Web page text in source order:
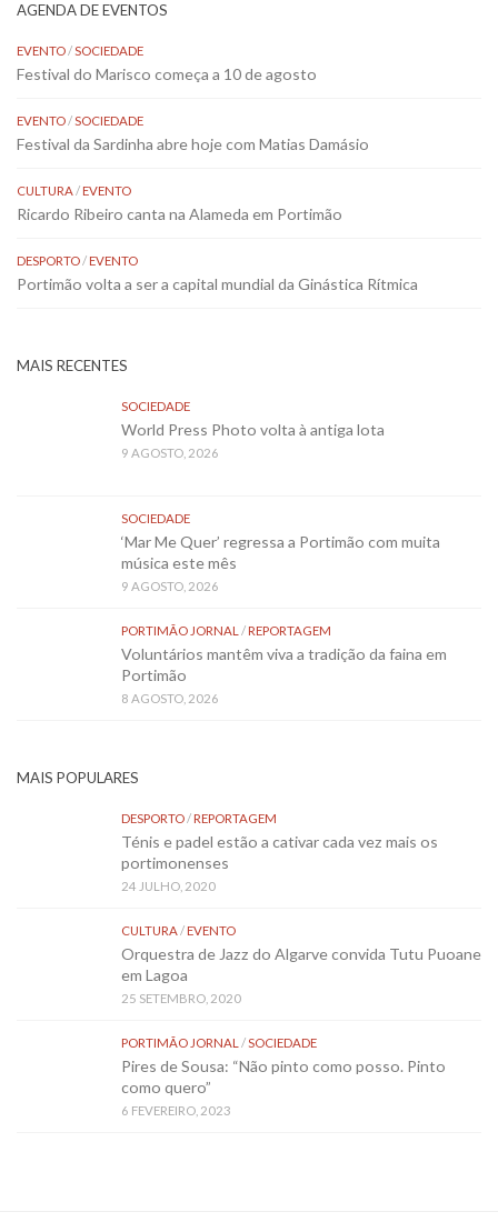
AGENDA DE EVENTOS
EVENTO/SOCIEDADE
Festival do Marisco começa a 10 de agosto
EVENTO/SOCIEDADE
Festival da Sardinha abre hoje com Matias Damásio
CULTURA/EVENTO
Ricardo Ribeiro canta na Alameda em Portimão
DESPORTO/EVENTO
Portimão volta a ser a capital mundial da Ginástica Rítmica
MAIS RECENTES
SOCIEDADE
World Press Photo volta à antiga lota
9 AGOSTO, 2026
SOCIEDADE
‘Mar Me Quer’ regressa a Portimão com muita
música este mês
9 AGOSTO, 2026
PORTIMÃO JORNAL /REPORTAGEM
Voluntários mantêm viva a tradição da faina em
Portimão
8 AGOSTO, 2026
MAIS POPULARES
DESPORTO/REPORTAGEM
Ténis e padel estão a cativar cada vez mais os
portimonenses
24 JULHO, 2020
CULTURA/EVENTO
Orquestra de Jazz do Algarve convida Tutu Puoane
em Lagoa
25 SETEMBRO, 2020
PORTIMÃO JORNAL /SOCIEDADE
Pires de Sousa: “Não pinto como posso. Pinto
como quero”
6 FEVEREIRO, 2023